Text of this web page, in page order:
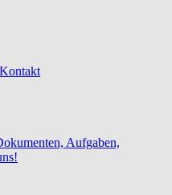
Kontakt
Aufgaben,